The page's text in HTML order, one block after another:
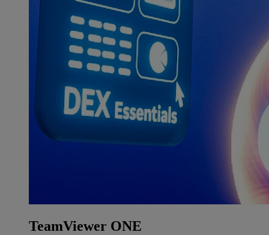
TeamViewer ONE